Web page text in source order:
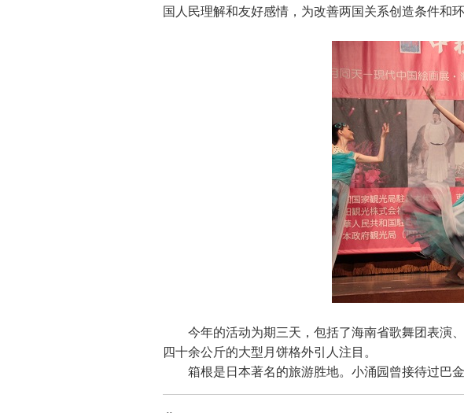
国人民理解和友好感情，为改善两国关系创造条件和环
今年的活动为期三天，包括了海南省歌舞团表演
四十余公斤的大型月饼格外引人注目。
箱根是日本著名的旅游胜地。小涌园曾接待过巴